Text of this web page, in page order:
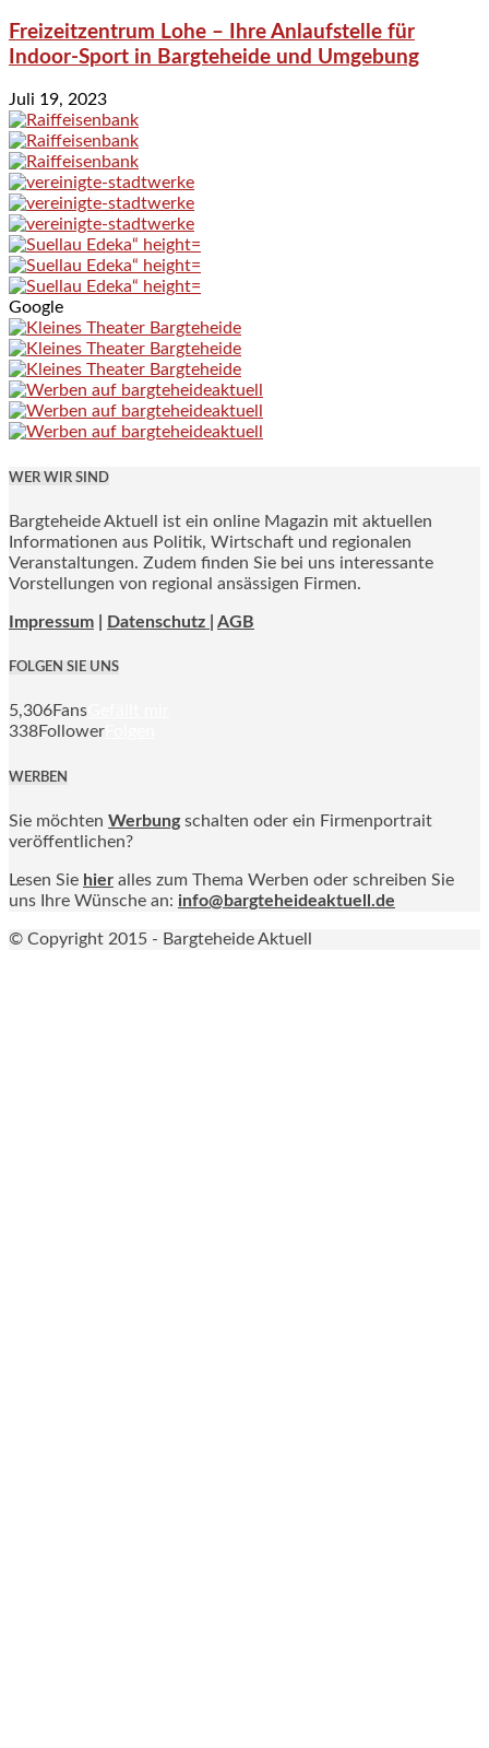
Freizeitzentrum Lohe – Ihre Anlaufstelle für
Indoor-Sport in Bargteheide und Umgebung
Juli 19, 2023
Google
WER WIR SIND
Bargteheide Aktuell ist ein online Magazin mit aktuellen
Informationen aus Politik, Wirtschaft und regionalen
Veranstaltungen. Zudem finden Sie bei uns interessante
Vorstellungen von regional ansässigen Firmen.
Impressum Datenschutz | AGB
FOLGEN SIE UNS
5,306Fans
338Follower
WERBEN
Sie möchten Werbung schalten oder ein Firmenportrait
veröffentlichen?
Lesen Sie hier alles zum Thema Werben oder schreiben Sie
uns Ihre Wünsche an: info@bargteheideaktuell.de
© Copyright 2015 - Bargteheide Aktuell